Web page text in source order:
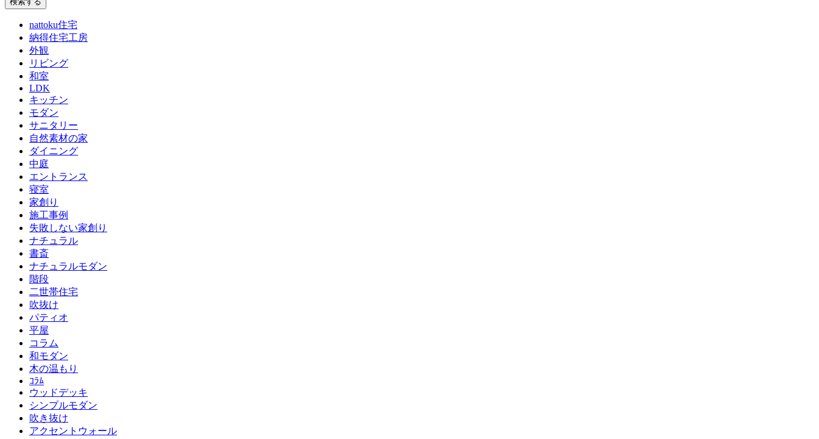
nattoku住宅
納得住宅工房
外観
リビング
和室
LDK
キッチン
モダン
サニタリー
自然素材の家
ダイニング
中庭
エントランス
寝室
家創り
施工事例
失敗しない家創り
ナチュラル
書斎
ナチュラルモダン
階段
二世帯住宅
吹抜け
パティオ
平屋
コラム
和モダン
木の温もり
ｺﾗﾑ
ウッドデッキ
シンプルモダン
吹き抜け
アクセントウォール